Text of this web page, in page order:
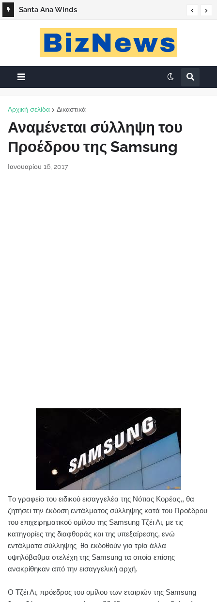
Santa Ana Winds
Αρχική σελίδα Δικαστικά
Αναμένεται σύλληψη του
Προέδρου της Samsung
Ιανουαρίου 16, 2017
Tο γραφείο του ειδικού εισαγγελέα της Νότιας Κορέας,, θα
ζητήσει την έκδοση εντάλματος σύλληψης κατά του Προέδρου
του επιχειρηματικού ομίλου της Samsung Τζέι Λι, με τις
κατηγορίες της διαφθοράς και της υπεξαίρεσης, ενώ
εντάλματα σύλληψης θα εκδοθούν για τρία άλλα
υψηλόβαθμα στελέχη της Samsung τα οποία επίσης
ανακρίθηκαν από την εισαγγελική αρχή.
Ο Τζέι Λι, πρόεδρος του ομίλου των εταιριών της Samsung